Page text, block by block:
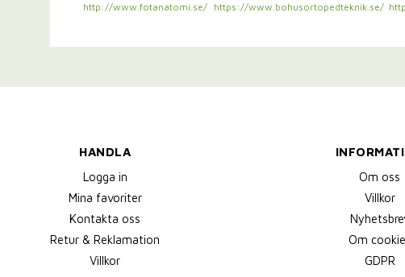
http://www.fotanatomi.se/ https://www.bohusortopedteknik.se/
HANDLA
Logga in
Mina favoriter
Kontakta oss
Retur & Reklamation
Villkor
Om oss
Villkor
Om
GDPR